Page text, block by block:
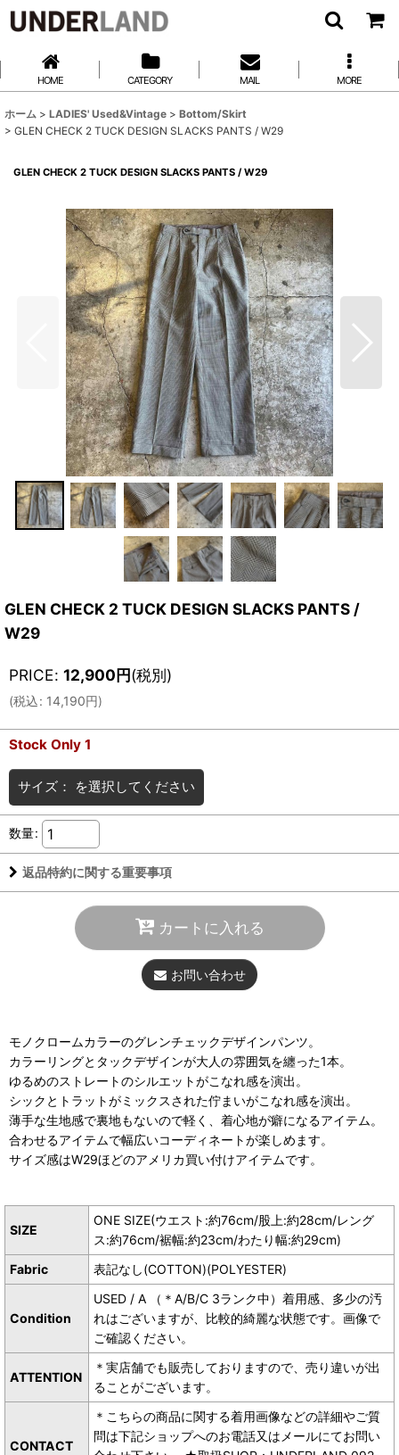
HOME CATEGORY MAIL MORE
ホーム > LADIES' Used&Vintage > Bottom/Skirt
> GLEN CHECK 2 TUCK DESIGN SLACKS PANTS / W29
GLEN CHECK 2 TUCK DESIGN SLACKS PANTS / W29
GLEN CHECK 2 TUCK DESIGN SLACKS PANTS /
W29
PRICE: 12,900円(税別)
(税込: 14,190円)
Stock Only 1
サイズ： を選択してください
数量:
返品特約に関する重要事項
カートに入れる
お問い合わせ
モノクロームカラーのグレンチェックデザインパンツ。
カラーリングとタックデザインが大人の雰囲気を纏った1本。
ゆるめのストレートのシルエットがこなれ感を演出。
シックとトラットがミックスされた佇まいがこなれ感を演出。
薄手な生地感で裏地もないので軽く、着心地が癖になるアイテム。
合わせるアイテムで幅広いコーディネートが楽しめます。
サイズ感はW29ほどのアメリカ買い付けアイテムです。
SIZE
ONE SIZE(ウエスト:約76cm/股上:約28cm/レング
ス:約76cm/裾幅:約23cm/わたり幅:約29cm)
Fabric
表記なし(COTTON)(POLYESTER)
Condition
USED / A （＊A/B/C 3ランク中）着用感、多少の汚
れはございますが、比較的綺麗な状態です。画像で
ご確認ください。
ATTENTION
＊実店舗でも販売しておりますので、売り違いが出
ることがございます。
CONTACT
＊こちらの商品に関する着用画像などの詳細やご質
問は下記ショップへのお電話又はメールにてお問い